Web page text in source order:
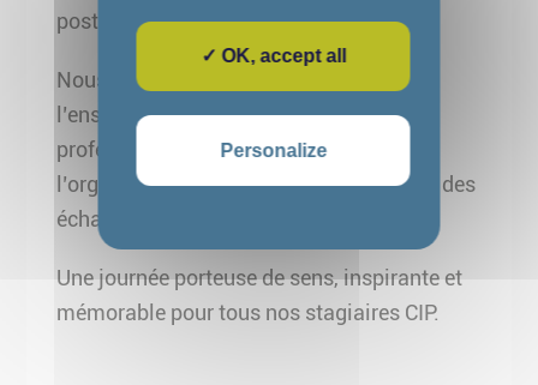
posture professionnelle.
Nous remercions chaleureusement
l’ensemble des bénéficiaires et des
professionnels pour la qualité de
l’organisation, leur accueil et la richesse des
échanges.
Une journée porteuse de sens, inspirante et
mémorable pour tous nos stagiaires CIP.
✓ OK, accept all
Personalize